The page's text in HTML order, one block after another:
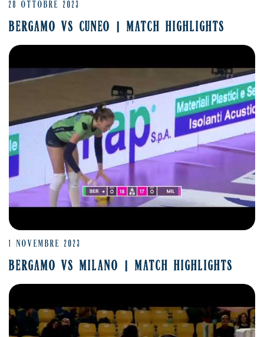
28 OTTOBRE 2023
BERGAMO VS CUNEO | MATCH HIGHLIGHTS
1 NOVEMBRE 2023
BERGAMO VS MILANO | MATCH HIGHLIGHTS